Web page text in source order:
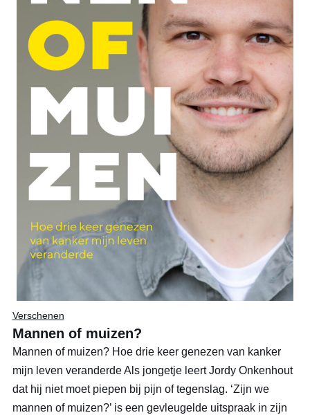
Verschenen
Mannen of muizen?
Mannen of muizen? Hoe drie keer genezen van kanker
mijn leven veranderde Als jongetje leert Jordy Onkenhout
dat hij niet moet piepen bij pijn of tegenslag. ‘Zijn we
mannen of muizen?’ is een gevleugelde uitspraak in zijn